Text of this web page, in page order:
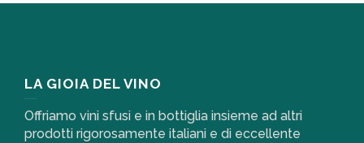
LA GIOIA DEL VINO
Offriamo vini sfusi e in bottiglia insieme ad altri
prodotti rigorosamente italiani e di eccellente